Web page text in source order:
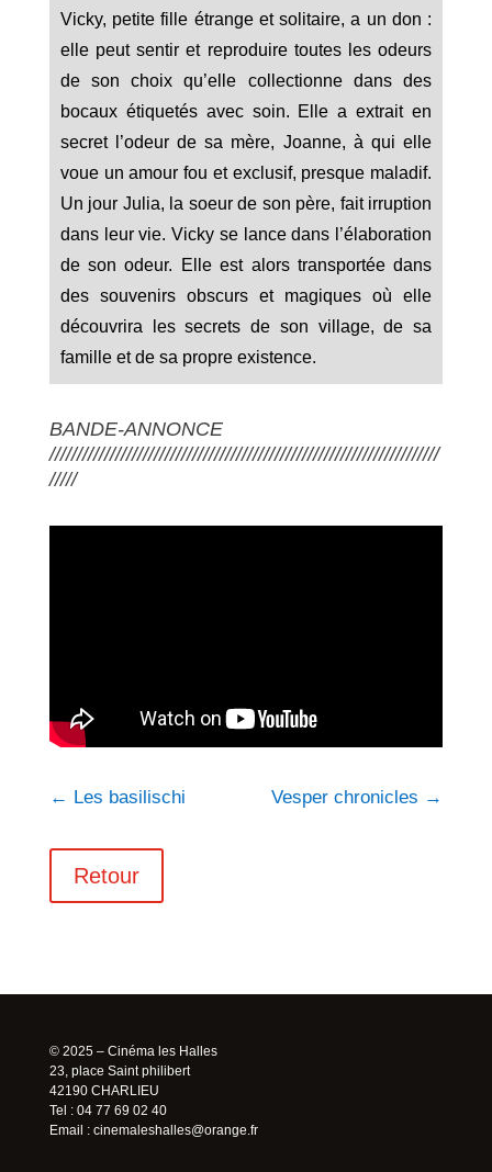
Vicky, petite fille étrange et solitaire, a un don :
elle peut sentir et reproduire toutes les odeurs
de son choix qu’elle collectionne dans des
bocaux étiquetés avec soin. Elle a extrait en
secret l’odeur de sa mère, Joanne, à qui elle
voue un amour fou et exclusif, presque maladif.
Un jour Julia, la soeur de son père, fait irruption
dans leur vie. Vicky se lance dans l’élaboration
de son odeur. Elle est alors transportée dans
des souvenirs obscurs et magiques où elle
découvrira les secrets de son village, de sa
famille et de sa propre existence.
BANDE-ANNONCE
///////////////////////////////////////////////////////////////////////
/////
← Les basilischi Vesper chronicles →
Retour
© 2025 – Cinéma les Halles
23, place Saint philibert
42190 CHARLIEU
Tel : 04 77 69 02 40
Email : cinemaleshalles@orange.fr